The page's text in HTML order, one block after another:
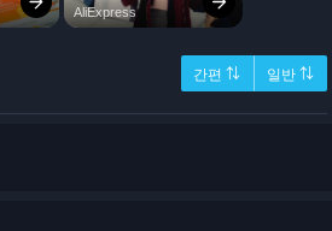
간편 ⇅ 일반 ⇅